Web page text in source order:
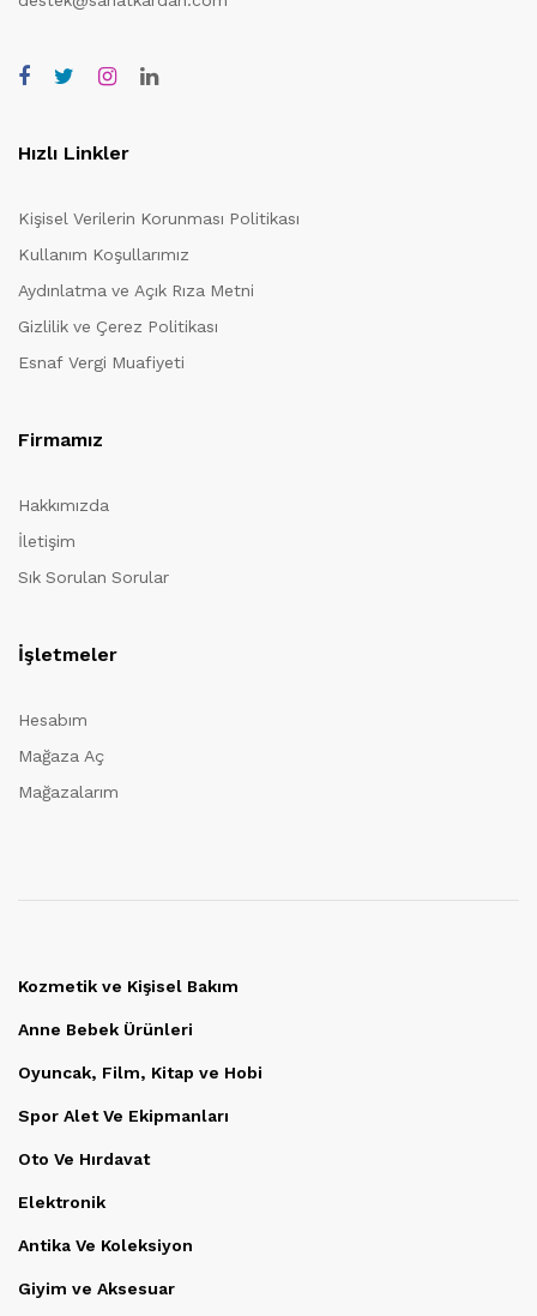
Hızlı Linkler
Kişisel Verilerin Korunması Politikası
Kullanım Koşullarımız
Aydınlatma ve Açık Rıza Metni
Gizlilik ve Çerez Politikası
Esnaf Vergi Muafiyeti
Firmamız
Hakkımızda
İletişim
Sık Sorulan Sorular
İşletmeler
Hesabım
Mağaza Aç
Mağazalarım
Kozmetik ve Kişisel Bakım
Anne Bebek Ürünleri
Oyuncak, Film, Kitap ve Hobi
Spor Alet Ve Ekipmanları
Oto Ve Hırdavat
Elektronik
Antika Ve Koleksiyon
Giyim ve Aksesuar